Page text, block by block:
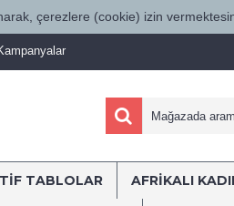
çerezlere (cookie) izin
TABLOLAR AFRİKALI